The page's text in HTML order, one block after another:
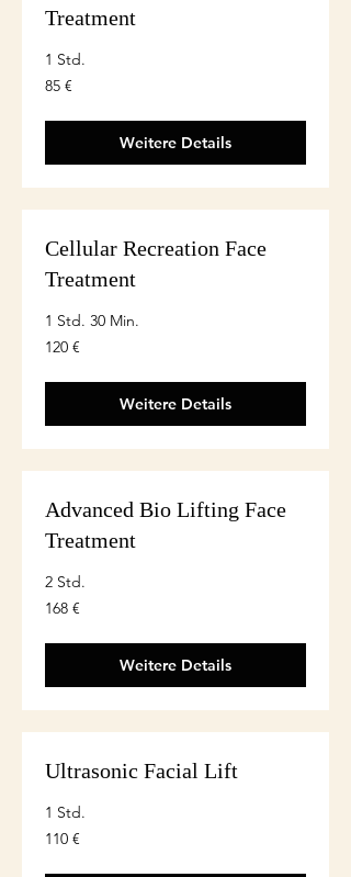
Treatment
1 Std.
85
euro
85 €
Weitere Details
Cellular Recreation Face
Treatment
1 Std. 30 Min.
120
euro
120 €
Weitere Details
Advanced Bio Lifting Face
Treatment
2 Std.
168
euro
168 €
Weitere Details
Ultrasonic Facial Lift
1 Std.
110
euro
110 €